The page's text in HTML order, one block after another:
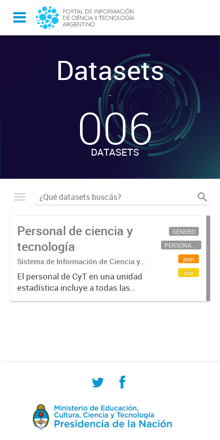
Datasets
-
006
DATASETS
Personal de ciencia y
tecnología
Sistema de Información de Ciencia y
Tecnología Argentino (SICYTAR)
El personal de CyT en una unidad
estadística incluye a todas las
personas involucradas
GÉNERO
PERSONAL CIENTÍFICO-TECNOLÓGICO
json
csv